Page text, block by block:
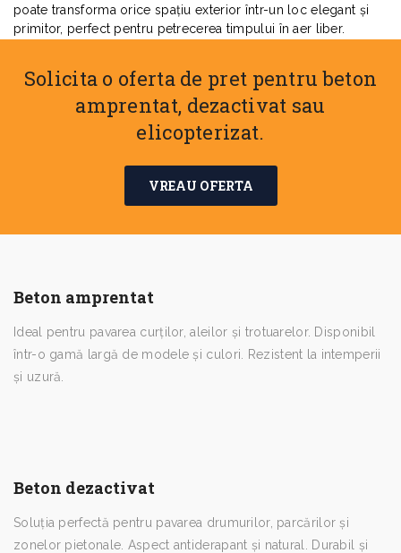
poate transforma orice spațiu exterior într-un loc elegant și
primitor, perfect pentru petrecerea timpului în aer liber.
Solicita o oferta de pret pentru beton
amprentat, dezactivat sau
elicopterizat.
VREAU OFERTA
Beton amprentat
Ideal pentru pavarea curților, aleilor și trotuarelor. Disponibil
într-o gamă largă de modele și culori. Rezistent la intemperii
și uzură.
Beton dezactivat
Soluția perfectă pentru pavarea drumurilor, parcărilor și
zonelor pietonale. Aspect antiderapant și natural. Durabil și